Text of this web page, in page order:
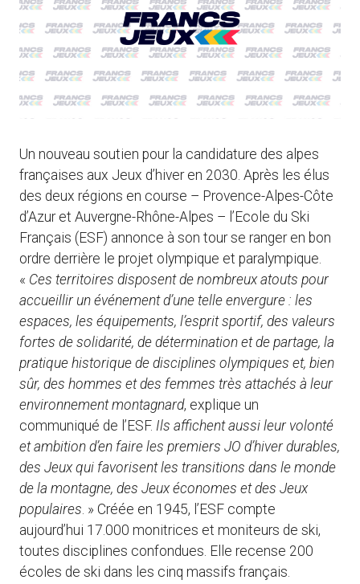
Un nouveau soutien pour la candidature des alpes
françaises aux Jeux d’hiver en 2030. Après les élus
des deux régions en course – Provence-Alpes-Côte
d’Azur et Auvergne-Rhône-Alpes – l’Ecole du Ski
Français (ESF) annonce à son tour se ranger en bon
ordre derrière le projet olympique et paralympique.
« Ces territoires disposent de nombreux atouts pour
accueillir un événement d’une telle envergure : les
espaces, les équipements, l’esprit sportif, des valeurs
fortes de solidarité, de détermination et de partage, la
pratique historique de disciplines olympiques et, bien
sûr, des hommes et des femmes très attachés à leur
environnement montagnard, explique un
communiqué de l’ESF. Ils affichent aussi leur volonté
et ambition d’en faire les premiers JO d’hiver durables,
des Jeux qui favorisent les transitions dans le monde
de la montagne, des Jeux économes et des Jeux
populaires. » Créée en 1945, l’ESF compte
aujourd’hui 17.000 monitrices et moniteurs de ski,
toutes disciplines confondues. Elle recense 200
écoles de ski dans les cinq massifs français.